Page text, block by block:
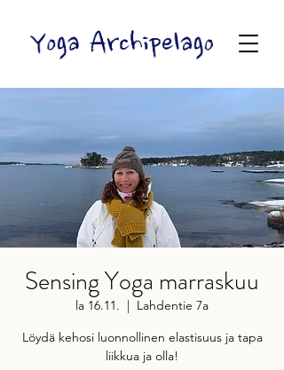
Sensing Yoga marraskuu
la 16.11.
  |
Lahdentie 7a
Löydä kehosi luonnollinen elastisuus ja tapa
liikkua ja olla!